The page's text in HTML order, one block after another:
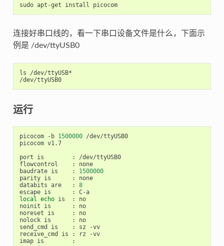
sudo apt-get install picocom
连接好串口线的，看一下串口设备文件是什么，下面示
例是 /dev/ttyUSB0
ls /dev/ttyUSB*
/dev/ttyUSB0
运行
picocom -b 1500000 /dev/ttyUSB0
picocom v1.7
port is        : /dev/ttyUSB0
flowcontrol    : none
baudrate is    : 1500000
parity is      : none
databits are   : 8
escape is      : C-a
local echo is  : no
noinit is      : no
noreset is     : no
nolock is      : no
send_cmd is    : sz -vv
receive_cmd is : rz -vv
imap is        :